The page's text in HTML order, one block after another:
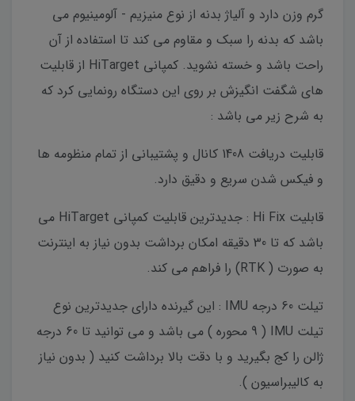
گرم وزن دارد و آلیاژ بدنه از نوع منیزیم - آلومینیوم می
باشد که بدنه را سبک و مقاوم می کند تا استفاده از آن
راحت باشد و خسته نشوید. کمپانی HiTarget از قابلیت
های شگفت انگیزش بر روی این دستگاه رونمایی کرد که
به شرح زیر می باشد :
قابلیت دریافت 1408 کانال و پشتیبانی از تمام منظومه ها
و فیکس شدن سریع و دقیق دارد.
قابلیت Hi Fix : جدیدترین قابلیت کمپانی HiTarget می
باشد که تا 30 دقیقه امکان برداشت بدون نیاز به اینترنت
به صورت ( RTK) را فراهم می کند.
تیلت 60 درجه IMU : این گیرنده دارای جدیدترین نوع
تیلت IMU ( 9 محوره ) می باشد و می توانید تا 60 درجه
ژالن را کج بگیرید و با دقت بالا برداشت کنید ( بدون نیاز
به کالیبراسیون ).